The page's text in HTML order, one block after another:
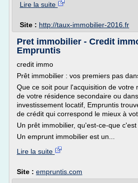
Lire la suite
Site : http://taux-immobilier-2016.fr
Pret immobilier - Credit
Empruntis
credit immo
Prêt immobilier : vos premiers pas
Que ce soit pour l'acquisition de votre
de votre résidence secondaire ou
investissement locatif, Empruntis
de crédit qui correspond le mieux à
Un prêt immobilier, qu'est-ce-que c'est
Un emprunt immobilier est un...
Lire la suite
Site : empruntis.com